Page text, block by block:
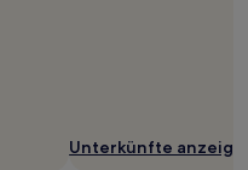
Unterkünfte